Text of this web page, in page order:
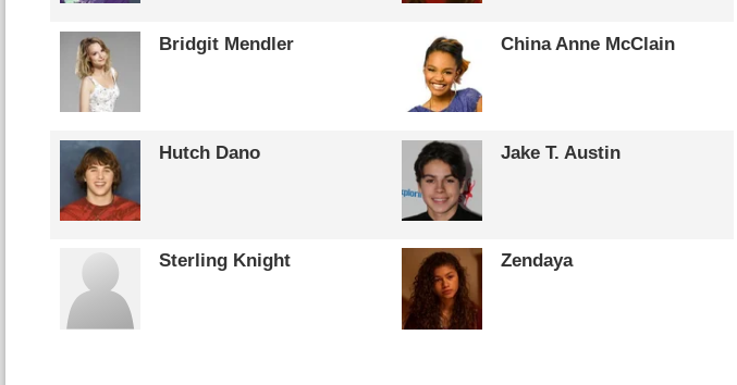
Bridgit Mendler China Anne McClain
Hutch Dano Jake T. Austin
Sterling Knight Zendaya